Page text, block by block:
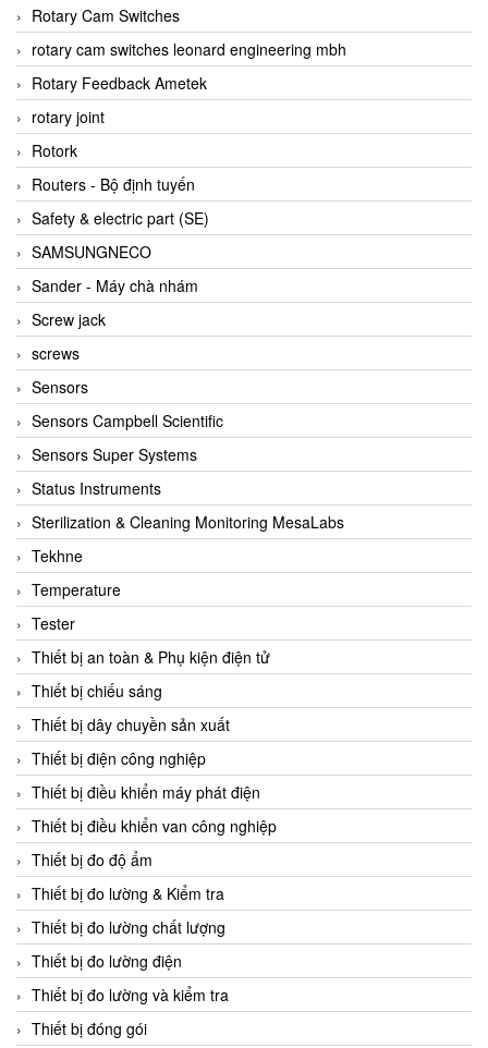
Bosch
Boydcorp
BRAUN Vietnam
Brinkmann Pumpen
BRONKHORST
Brook Instrument
Brooks Instrument Vietnam
Buhler
BURLING INSTRUMENTS
Burster
BUSCHJOST
Calectro
Campbell Scientific
Canneed Vietnam
Cantoni
CAPS
CAREL Parts
CCS
CD Automation
CEAG Sicherheitst
CEIA Vietnam
Celduc Vietnam
Cemb
Centec GmbH
CEQUBE
CHAUVIN ARNOUX
Checkline
Chino
Chiyoda Seiki
Chiyoda-Tsusho
Chongqing Huaneng
Rotary Cam Switches
rotary cam switches leonard engineering mbh
Rotary Feedback Ametek
rotary joint
Rotork
Routers - Bộ định tuyến
Safety & electric part (SE)
SAMSUNGNECO
Sander - Máy chà nhám
Screw jack
screws
Sensors
Sensors Campbell Scientific
Sensors Super Systems
Status Instruments
Sterilization & Cleaning Monitoring MesaLabs
Tekhne
Temperature
Tester
Thiết bị an toàn & Phụ kiện điện tử
Thiết bị chiếu sáng
Thiết bị dây chuyền sản xuất
Thiết bị điện công nghiệp
Thiết bị điều khiển máy phát điện
Thiết bị điều khiển van công nghiệp
Thiết bị đo độ ẩm
Thiết bị đo lường & Kiểm tra
Thiết bị đo lường chất lượng
Thiết bị đo lường điện
Thiết bị đo lường và kiểm tra
Thiết bị đóng gói